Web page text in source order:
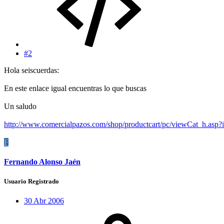
#2
Hola seiscuerdas:
En este enlace igual encuentras lo que buscas
Un saludo
http://www.comercialpazos.com/shop/productcart/pc/
F
Fernando Alonso Jaén
Usuario Registrado
30 Abr 2006